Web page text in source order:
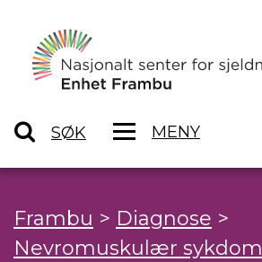
SØK MENY
Frambu > Diagnose >
Nevromuskulær sykdom